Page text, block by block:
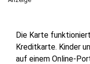
Die Karte
Kreditkarte. Kinder
auf einem Online-